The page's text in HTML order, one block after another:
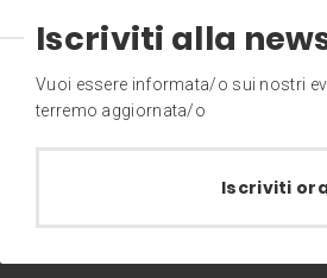
Iscriviti alla
Vuoi essere informata/o sui nostri
terremo aggiornata/o
Iscriviti